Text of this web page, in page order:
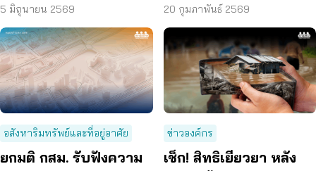
ผังเมืองรวม กทม. ฉบับ
ใหม่ เหตุกระทบสิทธิ –
คุณภาพชีวิต
5 มิถุนายน 2569
ชอบด้วยกฎหมาย
20 กุมภาพันธ์ 2569
อสังหาริมทรัพย์และที่อยู่อาศัย
ยกมติ กสม. รับฟังความ
ข่าวองค์กร
เช็ก! สิทธิเยียวยา หลัง